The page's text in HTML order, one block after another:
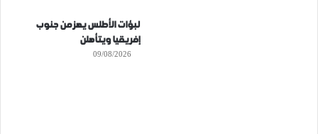
لبؤات الأطلس يهزمن جنوب
إفريقيا ويتأهلن
09/08/2026